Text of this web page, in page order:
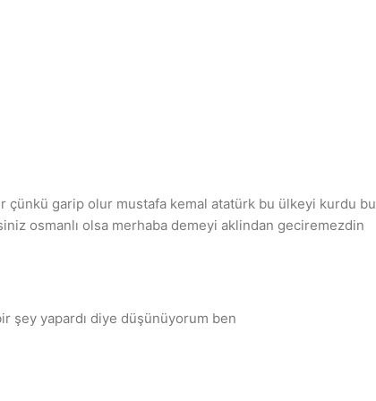
çünkü garip olur mustafa kemal atatürk bu ülkeyi kurdu bu
osmanlı olsa merhaba demeyi aklindan geciremezdin
şey yapardı diye düşünüyorum ben